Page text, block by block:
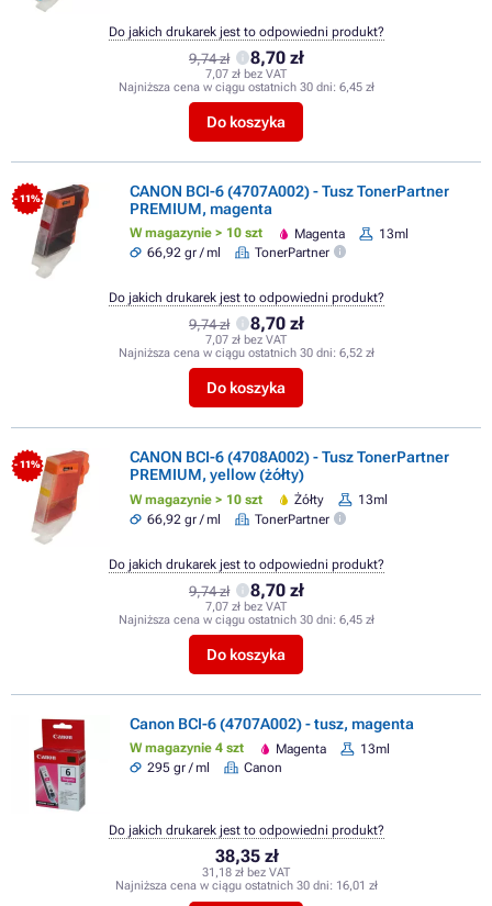
9,74 zł 8,70 zł
7,07 zł bez VAT
Najniższa cena w ciągu ostatnich 30 dni: 6,45 zł
Do koszyka
Do jakich drukarek jest to odpowiedni produkt?
- 11%
CANON BCI-6 (4707A002) - Tusz TonerPartner
PREMIUM, magenta
W magazynie > 10 szt Magenta
13ml
66,92 gr / ml
TonerPartner
9,74 zł 8,70 zł
7,07 zł bez VAT
Najniższa cena w ciągu ostatnich 30 dni: 6,52 zł
Do koszyka
Do jakich drukarek jest to odpowiedni produkt?
- 11%
CANON BCI-6 (4708A002) - Tusz TonerPartner
PREMIUM, yellow (żółty)
W magazynie > 10 szt Żółty
13ml
66,92 gr / ml
TonerPartner
9,74 zł 8,70 zł
7,07 zł bez VAT
Najniższa cena w ciągu ostatnich 30 dni: 6,45 zł
Do koszyka
Do jakich drukarek jest to odpowiedni produkt?
Canon BCI-6 (4707A002) - tusz, magenta
W magazynie 4 szt Magenta
13ml
295 gr / ml
Canon
38,35 zł
31,18 zł bez VAT
Najniższa cena w ciągu ostatnich 30 dni: 16,01 zł
Do jakich drukarek jest to odpowiedni produkt?